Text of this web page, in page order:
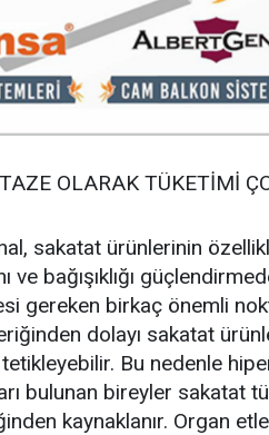
OLARAK TÜKETİMİ
sakatat ürünlerinin
ve bağışıklığı
gereken birkaç önemli
dolayı sakatat
tetikleyebilir. Bu nedenle
bulunan bireyler sakatat
kaynaklanır. Organ